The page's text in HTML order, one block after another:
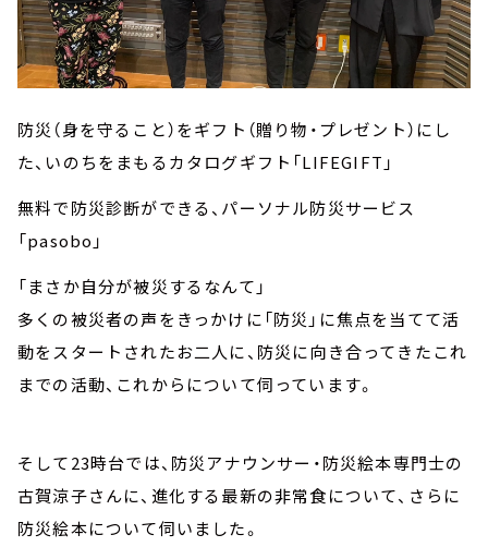
防災（身を守ること）をギフト（贈り物・プレゼント）にし
た、いのちをまもるカタログギフト「LIFEGIFT」
無料で防災診断ができる、パーソナル防災サービス
「pasobo」
「まさか自分が被災するなんて」
多くの被災者の声をきっかけに「防災」に焦点を当てて活
動をスタートされたお二人に、防災に向き合ってきたこれ
までの活動、これからについて伺っています。
そして23時台では、防災アナウンサー・防災絵本専門士の
古賀涼子さんに、進化する最新の非常食について、さらに
防災絵本について伺いました。